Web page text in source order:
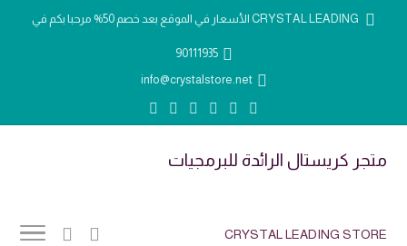
الأسعار في الموقع بعد خصم 50% مرحبا بكم في CRYSTAL LEADING
90111935
info@crystalstore.net
متجر كريستال الرائدة للبرمجيات
CRYSTAL LEADING STORE